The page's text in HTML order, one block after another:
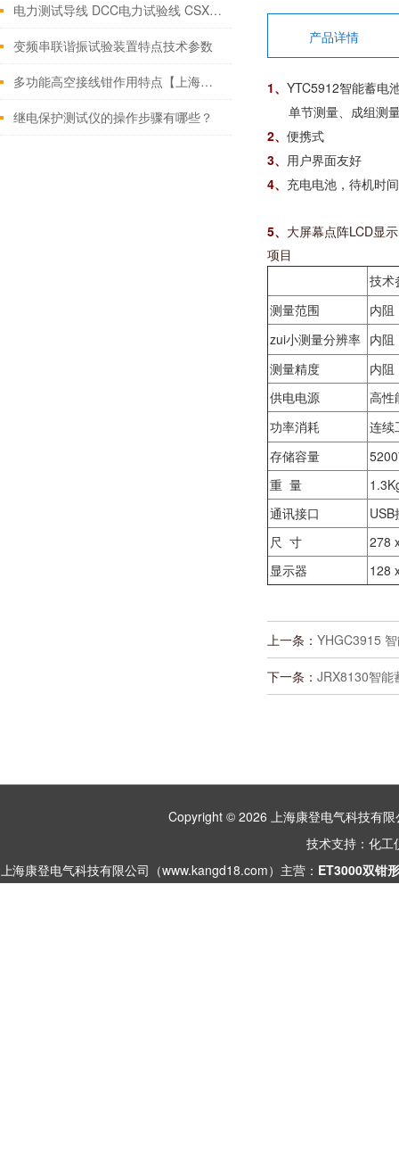
电力测试导线 DCC电力试验线 CSX电力测试线 测试导
变频串联谐振试验装置特点技术参数
多功能高空接线钳作用特点【上海康登电气科技有限公司】
继电保护测试仪的操作步骤有哪些？
产品详情
1、 YTC5912智能蓄电
单节测量、成组测
2、 便携式
3、 用户界面友好
4、 充电电池，待机时
5、 大屏幕点阵LCD显示
项目
技术
测量范围
内
zui小测量分辨率 内
测量精度
内
供电电源
高性
功率消耗
连
存储容量
重 量
通讯接口
USB
尺 寸
278
显示器
128
上一条： YHGC3915
下一条： JRX8130智能
Copyright © 2026 上海康登电气科技有
技术支持： 化工
上海康登电气科技有限公司（www.kangd18.com）主营： ET3000双钳